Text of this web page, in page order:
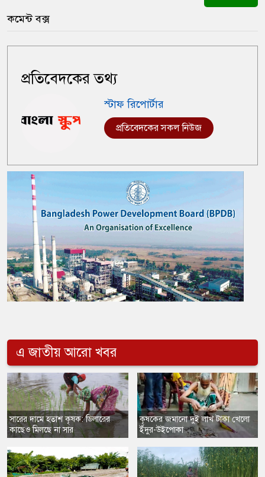
কমেন্ট বক্স
প্রতিবেদকের তথ্য
স্টাফ রিপোর্টার
প্রতিবেদকের সকল নিউজ
এ জাতীয় আরো খবর
সারের দামে হতাশ কৃষক: ডিলারের
কাছেও মিলছে না সার
​কৃষকের জমানো দুই লাখ টাকা খেলো
ইঁদুর-উইপোকা